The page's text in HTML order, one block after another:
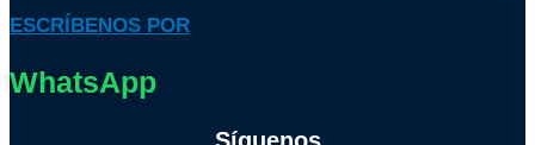
ESCRÍBENOS POR
WhatsApp